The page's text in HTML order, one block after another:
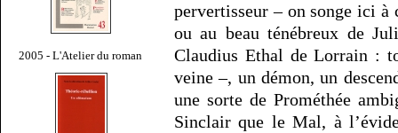
2005 - L'Atelier du roman
pervertisseur – on songe ici
ou au beau ténébreux de
Claudius Ethal de Lorrain :
veine –, un démon, un
une sorte de Prométhée
Sinclair que le Mal, à